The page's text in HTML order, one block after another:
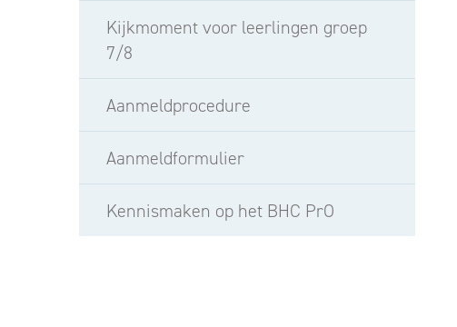
Kijkmoment voor leerlingen groep
7/8
Aanmeldprocedure
Aanmeldformulier
Kennismaken op het BHC PrO